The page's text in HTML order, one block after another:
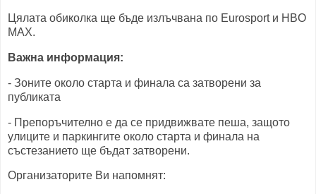
Цялата обиколка ще бъде излъчвана по Eurosport и HBO
MAX.
Важна информация:
- Зоните около старта и финала са затворени за
публиката
- Препоръчително е да се придвижвате пеша, защото
улиците и паркингите около старта и финала на
състезанието ще бъдат затворени.
Организаторите Ви напомнят: